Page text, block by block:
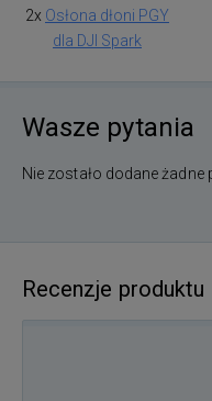
2x Osłona dłoni PGY
dla DJI Spark
Wasze pytania
Nie zostało dodane żadne
Recenzje produktu